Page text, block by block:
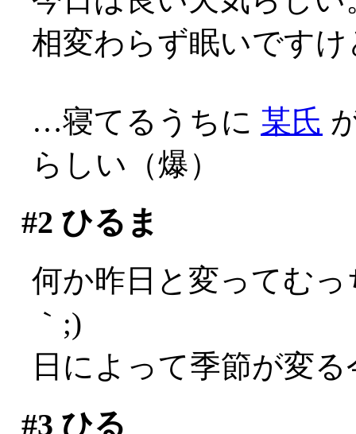
相変わらず眠いですけ
…寝てるうちに 某氏
らしい（爆）
#2 ひるま
何か昨日と変ってむ
｀;)
日によって季節が変
#3 ひる